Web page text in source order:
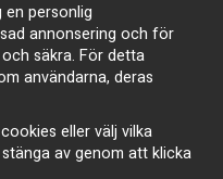
skickas hela
personlig
annonsering och för
säkra. För detta
användarna, deras
eller välj vilka
av genom att klicka